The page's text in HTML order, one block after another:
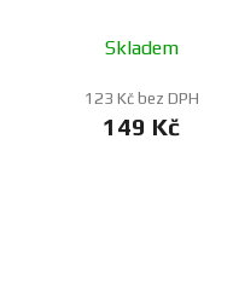
Skladem
123 Kč bez DPH
149 Kč